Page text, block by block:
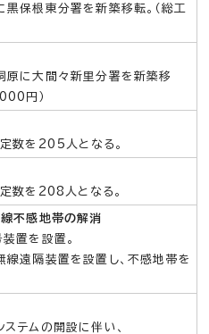
保根東分署を新築移転。（総工
原に大間々新里分署を新築移
円）
数を205人となる。
数を208人となる。
不感地帯の解消
置を設置。
遠隔装置を設置し、不感地帯を
テムの開設に伴い、